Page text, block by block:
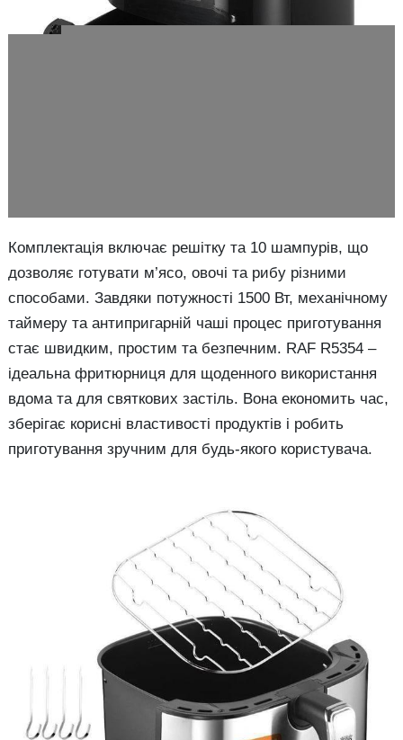
Комплектація включає решітку та 10 шампурів, що
дозволяє готувати м’ясо, овочі та рибу різними
способами. Завдяки потужності 1500 Вт, механічному
таймеру та антипригарній чаші процес приготування
стає швидким, простим та безпечним. RAF R5354 –
ідеальна фритюрниця для щоденного використання
вдома та для святкових застіль. Вона економить час,
зберігає корисні властивості продуктів і робить
приготування зручним для будь-якого користувача.